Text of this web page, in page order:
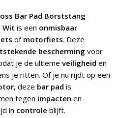
Bar Pad Borststang
Wit is een onmisbaar
of motorfiets. Deze
bescherming voor
je de ultieme veiligheid en
je ritten. Of je nu rijdt op een
, deze bar pad is
tegen impacten en
in controle blijft.